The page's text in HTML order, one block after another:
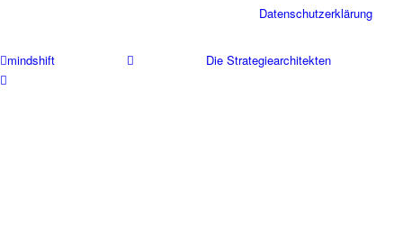
Datenschutzerklärung
mindshift Die Strategiearchitekten